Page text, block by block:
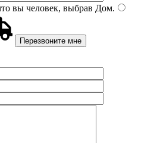
вы человек, выбрав Дом.